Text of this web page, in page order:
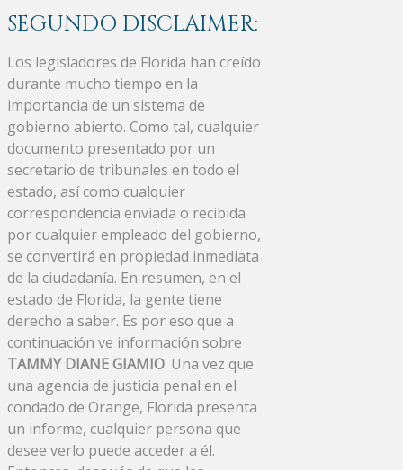
SEGUNDO DISCLAIMER:
Los legisladores de Florida han creído
durante mucho tiempo en la
importancia de un sistema de
gobierno abierto. Como tal, cualquier
documento presentado por un
secretario de tribunales en todo el
estado, así como cualquier
correspondencia enviada o recibida
por cualquier empleado del gobierno,
se convertirá en propiedad inmediata
de la ciudadanía. En resumen, en el
estado de Florida, la gente tiene
derecho a saber. Es por eso que a
continuación ve información sobre
TAMMY DIANE GIAMIO. Una vez que
una agencia de justicia penal en el
condado de Orange, Florida presenta
un informe, cualquier persona que
desee verlo puede acceder a él.